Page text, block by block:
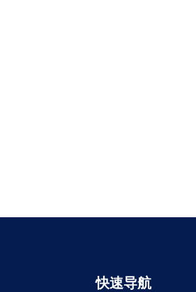
快速导航